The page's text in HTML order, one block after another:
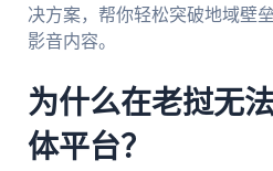
决方案，帮你轻松突破地域壁
影音内容。
为什么在老挝无
体平台？